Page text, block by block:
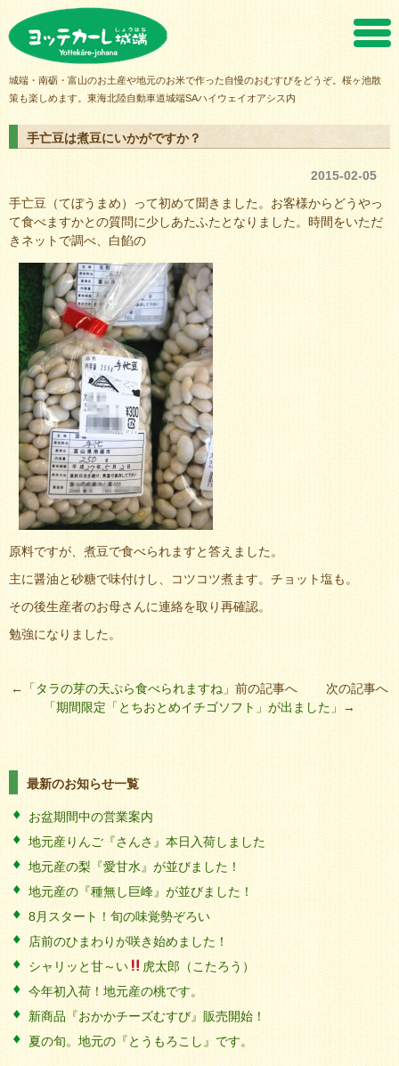
城端・南砺・富山のお土産や地元のお米で作った自慢のおむすびをどうぞ。桜ヶ池散
策も楽しめます。東海北陸自動車道城端SAハイウェイオアシス内
手亡豆は煮豆にいかがですか？
2015-02-05
手亡豆（てぼうまめ）って初めて聞きました。お客様からどうやっ
て食べますかとの質問に少しあたふたとなりました。時間をいただ
きネットで調べ、白餡の
原料ですが、煮豆で食べられますと答えました。
主に醤油と砂糖で味付けし、コツコツ煮ます。チョット塩も。
その後生産者のお母さんに連絡を取り再確認。
勉強になりました。
←「タラの芽の天ぷら食べられますね 」前の記事へ 次の記事へ
「期間限定「とちおとめイチゴソフト」が出ました 」→
最新のお知らせ一覧
お盆期間中の営業案内
地元産りんご『さんさ』本日入荷しました
地元産の梨『愛甘水』が並びました！
地元産の『種無し巨峰』が並びました！
8月スタート！旬の味覚勢ぞろい
店前のひまわりが咲き始めました！
シャリッと甘～い
虎太郎（こたろう）
今年初入荷！地元産の桃です。
新商品『おかかチーズむすび』販売開始！
夏の旬。地元の『とうもろこし』です。